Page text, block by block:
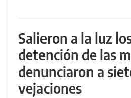
Salieron a la luz
detención de las
denunciaron a
vejaciones